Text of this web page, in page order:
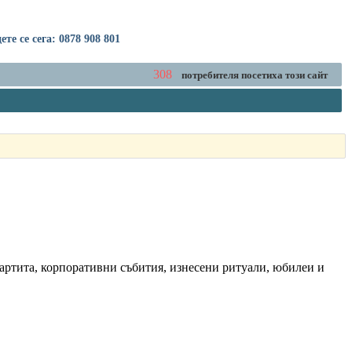
се сега: 0878 908 801
308 потребителя посетиха този сайт
корпоративни събития, изнесени ритуали, юбилеи и